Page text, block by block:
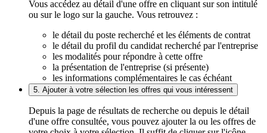
Vous accédez au détail d'une offre en cliquant sur son intitulé
ou sur le logo sur la gauche. Vous retrouvez :
le détail du poste recherché et les éléments de contrat
le détail du profil du candidat recherché par l'entreprise
les modalités pour répondre à cette offre
la présentation de l'entreprise (si présente)
les informations complémentaires le cas échéant
5. Ajouter à votre sélection les offres qui vous intéressent
Depuis la page de résultats de recherche ou depuis le détail
d'une offre consultée, vous pouvez ajouter la ou les offres de